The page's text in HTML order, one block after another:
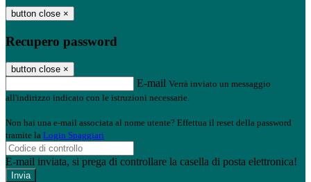
button close ×
Recupero password
button close ×
E-mail Verrà inviato un messaggio
all'indirizzo indicato con le istruzioni necessarie.
Non hai una e-mail associata al nome utente? Effettua il reset della password
tramite la Login Spaggiari
E-mail inviata, si prega di controllare la casella di posta elettronica!